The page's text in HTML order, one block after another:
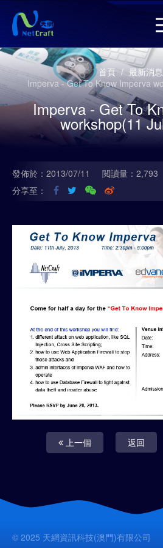
首頁 / 最新消息
Imperva - Get To Know Imperva
Imperva - Get To
workshop(11
發佈於：2013/07/11
閲讀量：2,793
分享至：
上一個 返回
© 2025 天網資訊科技(澳門)有限公司